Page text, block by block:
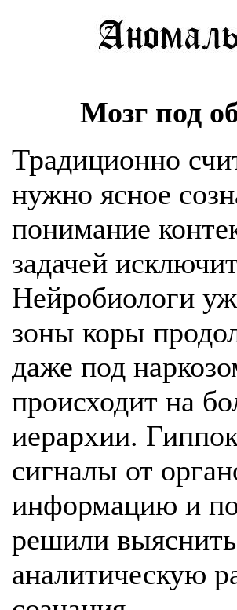
Мозг под
Традиционно
нужно ясное
понимание
задачей
Нейробиологи
зоны коры
даже под
происходит на
иерархии.
сигналы от
информацию и
решили
аналитическую